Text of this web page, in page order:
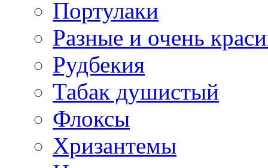
Портулаки
Разные и очень
Рудбекия
Табак душистый
Флоксы
Хризантемы